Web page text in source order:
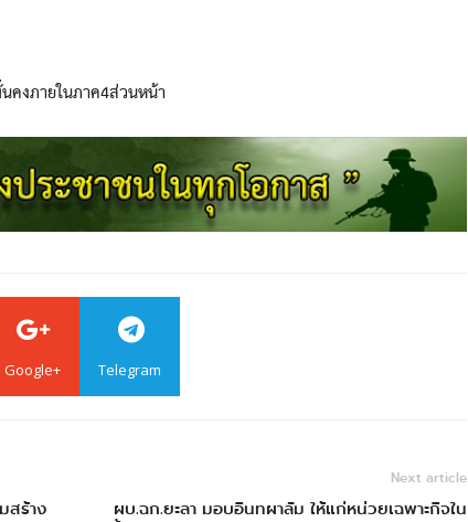
คงภายในภาค4ส่วนหน้า
Google+ Telegram
สร้าง
Next article
ผบ.ฉก.ยะลา มอบอินทผาลัม ให้แก่หน่วยเฉพาะกิจใน